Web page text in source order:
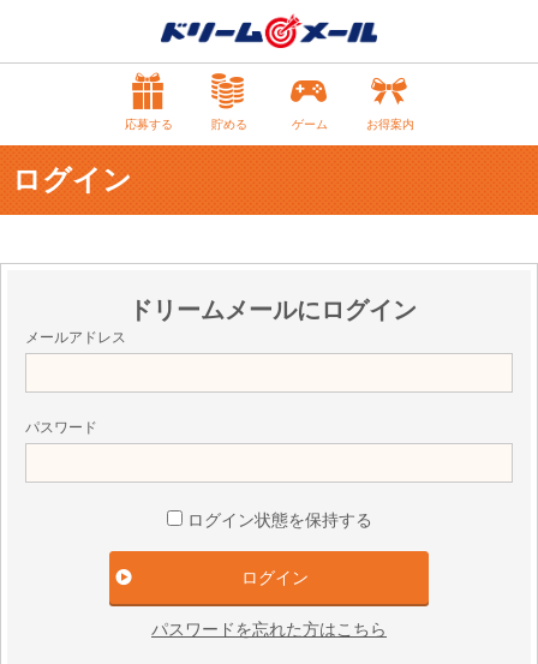
応募する 貯める ゲーム お得案内
ログイン
ドリームメールにログイン
メールアドレス
パスワード
ログイン状態を保持する
パスワードを忘れた方はこちら